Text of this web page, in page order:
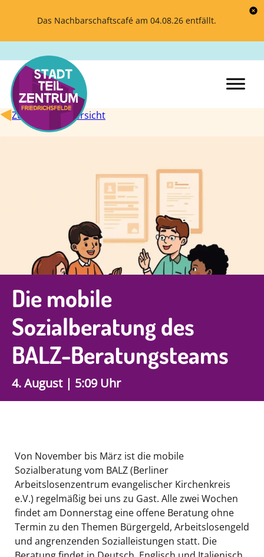
Das Nachbarschaftscafé am 04.08.26 entfällt.
Zurück zur Übersicht
Die mobile
Sozialberatung des
BALZ-Beratungsteams
4. August | 5:09 Uhr
Von November bis März ist die mobile
Sozialberatung vom BALZ (Berliner
Arbeitslosenzentrum evangelischer Kirchenkreis
e.V.) regelmäßig bei uns zu Gast. Alle zwei Wochen
findet am Donnerstag eine offene Beratung ohne
Termin zu den Themen Bürgergeld, Arbeitslosengeld
und angrenzenden Sozialleistungen statt. Die